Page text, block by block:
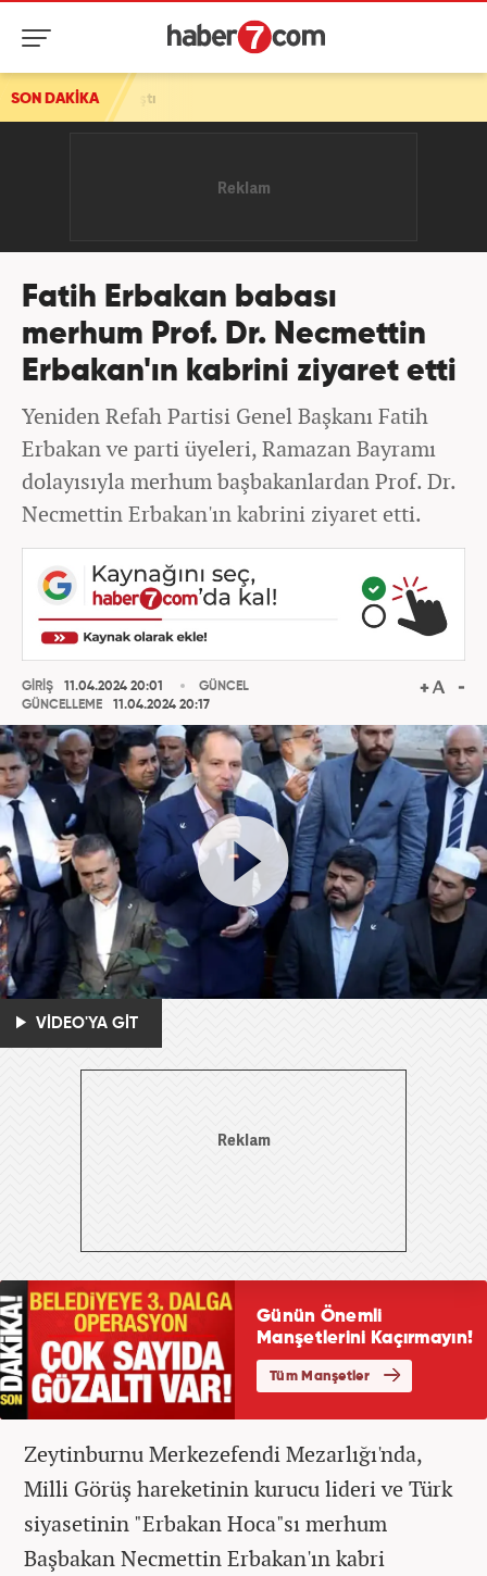
SON DAKİKA
Fatih Erbakan babası
merhum Prof. Dr. Necmettin
Erbakan'ın kabrini ziyaret etti
Yeniden Refah Partisi Genel Başkanı Fatih
Erbakan ve parti üyeleri, Ramazan Bayramı
dolayısıyla merhum başbakanlardan Prof. Dr.
Necmettin Erbakan'ın kabrini ziyaret etti.
GİRİŞ
11.04.2024 20:01
GÜNCELLEME
11.04.2024 20:17
GÜNCEL
VİDEO'YA GİT
Zeytinburnu Merkezefendi Mezarlığı'nda,
Milli Görüş hareketinin kurucu lideri ve Türk
siyasetinin "Erbakan Hoca"sı merhum
Başbakan Necmettin Erbakan'ın kabri